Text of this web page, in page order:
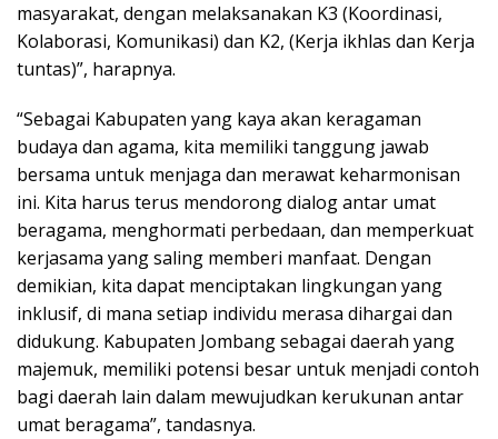
masyarakat, dengan melaksanakan K3 (Koordinasi,
Kolaborasi, Komunikasi) dan K2, (Kerja ikhlas dan Kerja
tuntas)”, harapnya.
“Sebagai Kabupaten yang kaya akan keragaman
budaya dan agama, kita memiliki tanggung jawab
bersama untuk menjaga dan merawat keharmonisan
ini. Kita harus terus mendorong dialog antar umat
beragama, menghormati perbedaan, dan memperkuat
kerjasama yang saling memberi manfaat. Dengan
demikian, kita dapat menciptakan lingkungan yang
inklusif, di mana setiap individu merasa dihargai dan
didukung. Kabupaten Jombang sebagai daerah yang
majemuk, memiliki potensi besar untuk menjadi contoh
bagi daerah lain dalam mewujudkan kerukunan antar
umat beragama”, tandasnya.